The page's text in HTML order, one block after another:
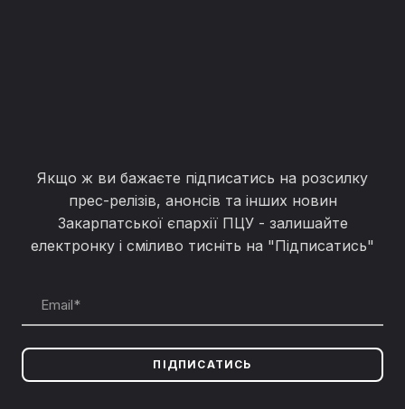
Якщо ж ви бажаєте підписатись на розсилку
прес-релізів, анонсів та інших новин
Закарпатської єпархії ПЦУ - залишайте
електронку і сміливо тисніть на "Підписатись"
ПІДПИСАТИСЬ